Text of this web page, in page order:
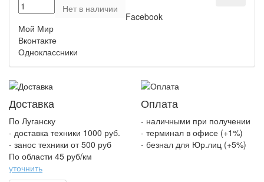
Нет в наличии
Facebook
Мой Мир
Вконтакте
Одноклассники
Доставка
По Луганску
- доставка техники 1000 руб.
- занос техники от 500 руб
По области 45 руб/км
уточнить
Оплата
- наличными при получении
- терминал в офисе (+1%)
- безнал для Юр.лиц (+5%)